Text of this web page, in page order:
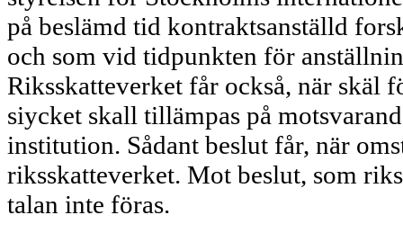
på beslämd tid kontraktsanställd
och som vid tidpunkten för
Riksskatteverket får också, när skäl
siycket skall tillämpas på
institution. Sådant beslut får, när
riksskatteverket. Mot beslut, som
talan inte föras.